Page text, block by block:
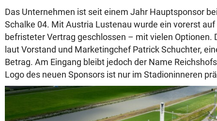
Das Unternehmen ist seit einem Jahr Hauptsponsor
Schalke 04. Mit Austria Lustenau wurde ein vorerst
befristeter Vertrag geschlossen – mit vielen Optionen.
laut Vorstand und Marketingchef Patrick Schuchter,
Betrag. Am Eingang bleibt jedoch der Name
Logo des neuen Sponsors ist nur im Stadioninneren